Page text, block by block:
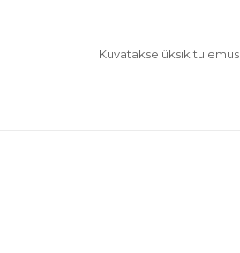
Kuvatakse üksik tulemus